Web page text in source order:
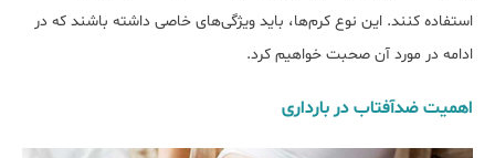
استفاده کنند. این نوع کرم‎‌ها، باید ویژگی‌های خاصی داشته باشند که در
ادامه در مورد آن صحبت خواهیم کرد.
اهمیت ضدآفتاب در بارداری